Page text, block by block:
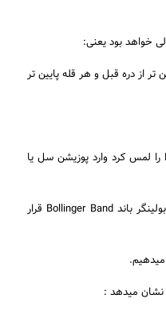
خواهد بود یعنی:
هر دره پایین تر از دره قبل و هر قله پایین تر
3.وقتی قیمت از پایین به سمت بالا حرکت کرد و باند وسط بولینگر باند Bollinger Band را لمس کرد وارد پوزیشن سل یا
4.چون معامله و پوزیشن ما نزولیست با فاصله چهار پیپ بالای بالا ترین باند اندیکاتور بولینگر باند Bollinger Band قرار